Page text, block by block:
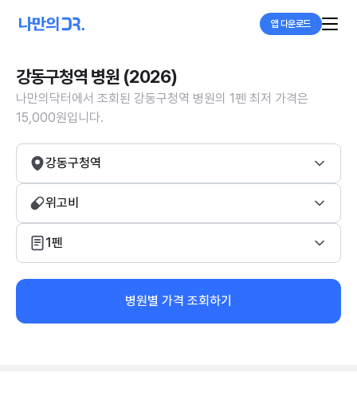
앱 다운로드
강동구청역 병원 (2026)
나만의닥터에서 조회된 강동구청역 병원의 1펜 최저 가격은
15,000원입니다.
강동구청역
위고비
1펜
병원별 가격 조회하기